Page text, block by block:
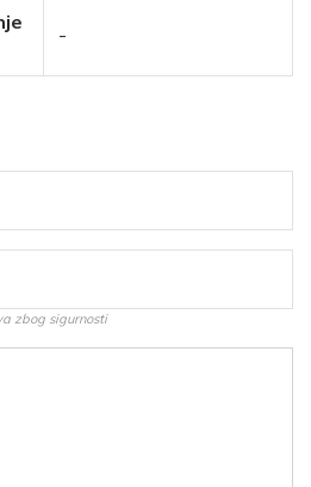
-
zbog sigurnosti